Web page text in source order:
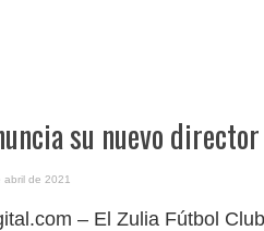
su nuevo
abril de 2021
– El Zulia Fútbol